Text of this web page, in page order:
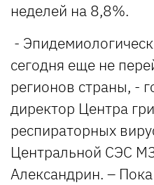
неделей на 8,8%.
-
сегодня еще не
регионов страны, -
директор Центра
респираторных
Центральной СЭС
Александрин. –